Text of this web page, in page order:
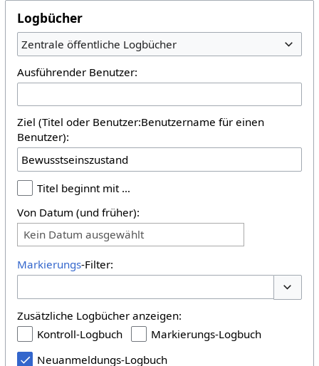
Logbücher
Zentrale öffentliche Logbücher
Ausführender Benutzer:
Ziel (Titel oder Benutzer:Benutzername für einen
Benutzer):
Titel beginnt mit …
Von Datum (und früher):
Kein Datum ausgewählt
Markierungs-Filter:
Zusätzliche Logbücher anzeigen:
Kontroll-Logbuch
Markierungs-Logbuch
Neuanmeldungs-Logbuch